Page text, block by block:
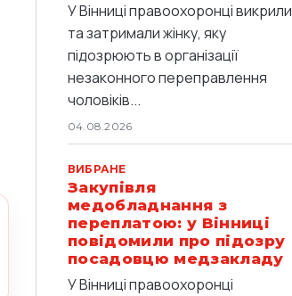
У Вінниці правоохоронці викрили
та затримали жінку, яку
підозрюють в організації
незаконного переправлення
чоловіків...
04.08.2026
ВИБРАНЕ
Закупівля
медобладнання з
переплатою: у Вінниці
повідомили про підозру
посадовцю медзакладу
У Вінниці правоохоронці